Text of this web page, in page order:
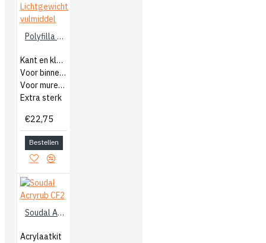
Polyfilla Pro F220 Lichtgewicht vulmiddel
Kant en klaar vulmiddel
Voor binnen en buiten
Voor muren en plafonds
Extra sterk
€22,75
Bestellen
Soudal Acryrub CF2
Acrylaatkit